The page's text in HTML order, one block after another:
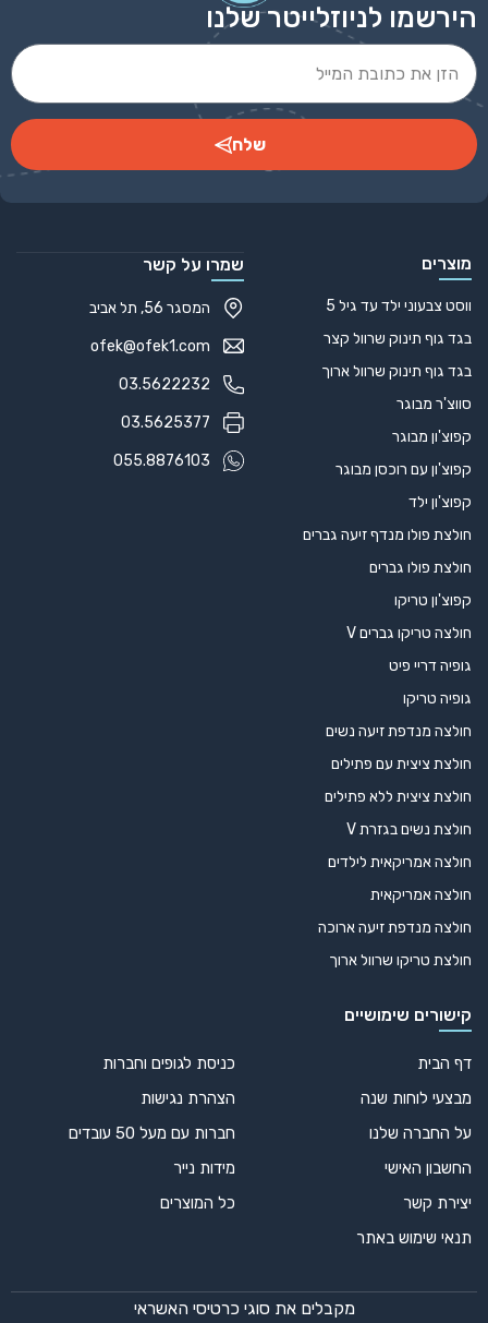
הירשמו לניוזלייטר שלנו
שלח
מוצרים
ווסט צבעוני ילד עד גיל 5
בגד גוף תינוק שרוול קצר
בגד גוף תינוק שרוול ארוך
סווצ'ר מבוגר
קפוצ'ון מבוגר
קפוצ'ון עם רוכסן מבוגר
קפוצ'ון ילד
חולצת פולו מנדף זיעה גברים
חולצת פולו גברים
קפוצ'ון טריקו
חולצה טריקו גברים V
גופיה דריי פיט
גופיה טריקו
חולצה מנדפת זיעה נשים
חולצת ציצית עם פתילים
חולצת ציצית ללא פתילים
חולצת נשים בגזרת V
חולצה אמריקאית לילדים
חולצה אמריקאית
חולצה מנדפת זיעה ארוכה
חולצת טריקו שרוול ארוך
קישורים שימושיים
דף הבית
מבצעי לוחות שנה
על החברה שלנו
החשבון האישי
יצירת קשר
תנאי שימוש באתר
כניסת לגופים וחברות
הצהרת נגישות
חברות עם מעל 50 עובדים
מידות נייר
כל המוצרים
שמרו על קשר
המסגר 56, תל אביב
ofek@ofek1.com
03.5622232
03.5625377
055.8876103
מקבלים את סוגי כרטיסי האשראי